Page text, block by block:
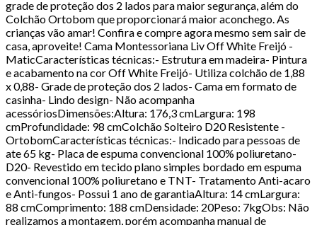
grade de proteção dos 2 lados para maior segurança, além do
Colchão Ortobom que proporcionará maior aconchego. As
crianças vão amar! Confira e compre agora mesmo sem sair de
casa, aproveite! Cama Montessoriana Liv Off White Freijó -
MaticCaracterísticas técnicas:- Estrutura em madeira- Pintura
e acabamento na cor Off White Freijó- Utiliza colchão de 1,88
x 0,88- Grade de proteção dos 2 lados- Cama em formato de
casinha- Lindo design- Não acompanha
acessóriosDimensões:Altura: 176,3 cmLargura: 198
cmProfundidade: 98 cmColchão Solteiro D20 Resistente -
OrtobomCaracterísticas técnicas:- Indicado para pessoas de
ate 65 kg- Placa de espuma convencional 100% poliuretano-
D20- Revestido em tecido plano simples bordado em espuma
convencional 100% poliuretano e TNT- Tratamento Anti-acaro
e Anti-fungos- Possui 1 ano de garantiaAltura: 14 cmLargura:
88 cmComprimento: 188 cmDensidade: 20Peso: 7kgObs: Não
realizamos a montagem, porém acompanha manual de